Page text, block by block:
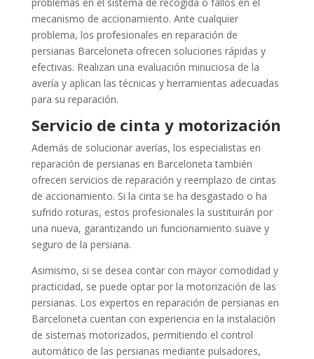
mecanismo de accionamiento. Ante cualquier
problema, los profesionales en reparación de
persianas Barceloneta ofrecen soluciones rápidas y
efectivas. Realizan una evaluación minuciosa de la
avería y aplican las técnicas y herramientas adecuadas
para su reparación.
Servicio de cinta y motorización
Además de solucionar averías, los especialistas en
reparación de persianas en Barceloneta también
ofrecen servicios de reparación y reemplazo de cintas
de accionamiento. Si la cinta se ha desgastado o ha
sufrido roturas, estos profesionales la sustituirán por
una nueva, garantizando un funcionamiento suave y
seguro de la persiana.
Asimismo, si se desea contar con mayor comodidad y
practicidad, se puede optar por la motorización de las
persianas. Los expertos en reparación de persianas en
Barceloneta cuentan con experiencia en la instalación
de sistemas motorizados, permitiendo el control
automático de las persianas mediante pulsadores,